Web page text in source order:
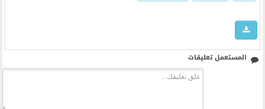
المستعمل تعليقات